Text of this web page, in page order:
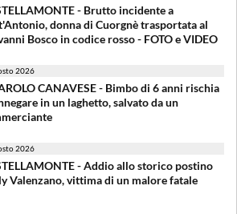
- Brutto incidente a
donna di Cuorgnè trasportata al
Bosco in codice rosso - FOTO e VIDEO
2026
CANAVESE - Bimbo di 6 anni rischia
in un laghetto, salvato da un
2026
- Addio allo storico postino
Valenzano, vittima di un malore fatale